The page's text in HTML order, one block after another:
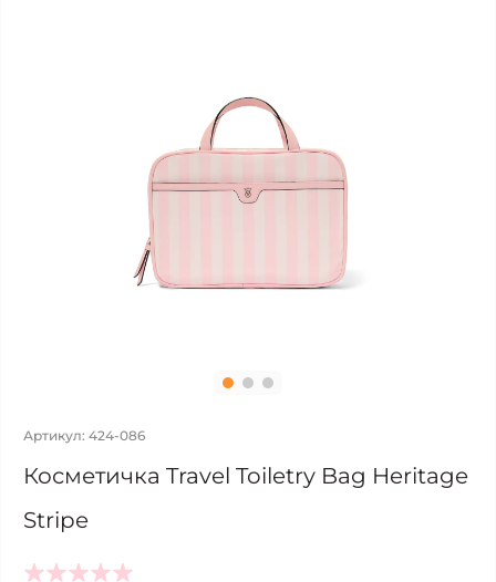
Артикул: 424-086
Косметичка Travel Toiletry Bag Heritage
Stripe